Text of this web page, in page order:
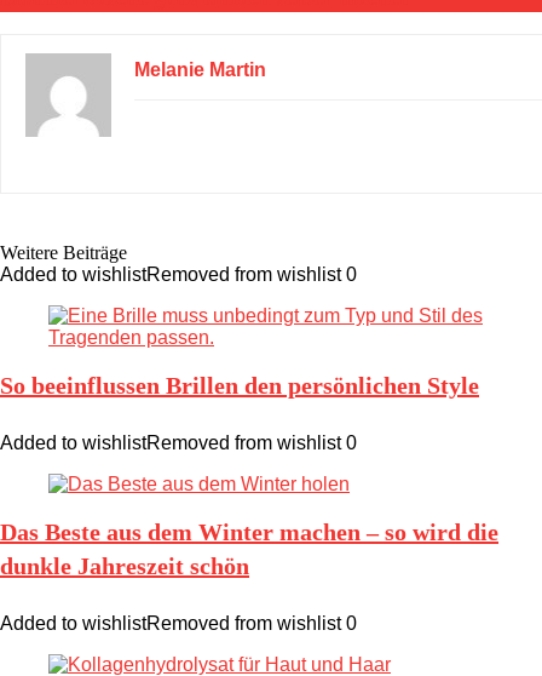
Melanie Martin
Weitere Beiträge
Added to wishlistRemoved from wishlist 0
So beeinflussen Brillen den persönlichen Style
Added to wishlistRemoved from wishlist 0
Das Beste aus dem Winter machen – so wird die
dunkle Jahreszeit schön
Added to wishlistRemoved from wishlist 0